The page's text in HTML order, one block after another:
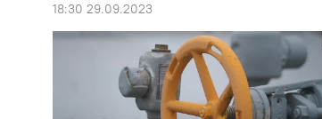
18:30 29.09.2023